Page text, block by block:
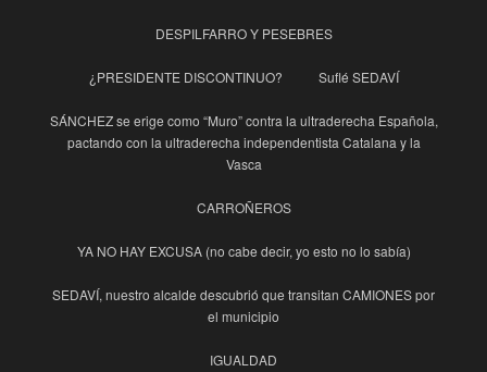
DESPILFARRO Y PESEBRES
¿PRESIDENTE DISCONTINUO? Suflé SEDAVÍ
SÁNCHEZ se erige como “Muro” contra la ultraderecha Española,
pactando con la ultraderecha independentista Catalana y la
Vasca
CARROÑEROS
YA NO HAY EXCUSA (no cabe decir, yo esto no lo sabía)
SEDAVÍ, nuestro alcalde descubrió que transitan CAMIONES por
el municipio
IGUALDAD